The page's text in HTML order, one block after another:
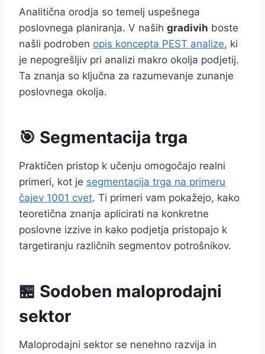
Analitična orodja so temelj uspešnega
poslovnega planiranja. V naših gradivih boste
našli podroben opis koncepta PEST analize, ki
je nepogrešljiv pri analizi makro okolja podjetij.
Ta znanja so ključna za razumevanje zunanje
poslovnega okolja.
🎯 Segmentacija trga
Praktičen pristop k učenju omogočajo realni
primeri, kot je segmentacija trga na primeru
čajev 1001 cvet. Ti primeri vam pokažejo, kako
teoretična znanja aplicirati na konkretne
poslovne izzive in kako podjetja pristopajo k
targetiranju različnih segmentov potrošnikov.
🏪 Sodoben maloprodajni
sektor
Maloprodajni sektor se nenehno razvija in